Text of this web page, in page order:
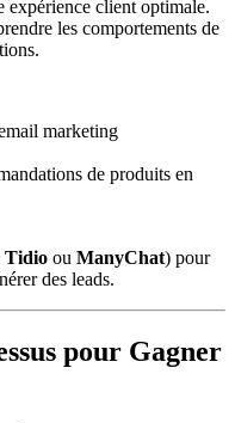
expérience client optimale.
les comportements de
marketing
de produits en
Tidio ou ManyChat) pour
des leads.
pour Gagner